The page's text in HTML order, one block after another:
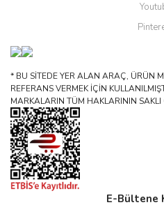
* BU SİTEDE YER ALAN ARAÇ, ÜRÜN
REFERANS VERMEK İÇİN
MARKALARIN TÜM HAKLARININ
E-Bültene